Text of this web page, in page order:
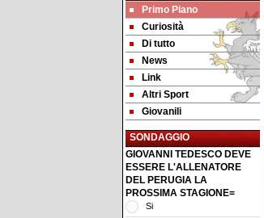
Primo Piano
Curiosità
Di tutto
News
Link
Altri Sport
Giovanili
SONDAGGIO
GIOVANNI TEDESCO DEVE
ESSERE L'ALLENATORE
DEL PERUGIA LA
PROSSIMA STAGIONE=
Si